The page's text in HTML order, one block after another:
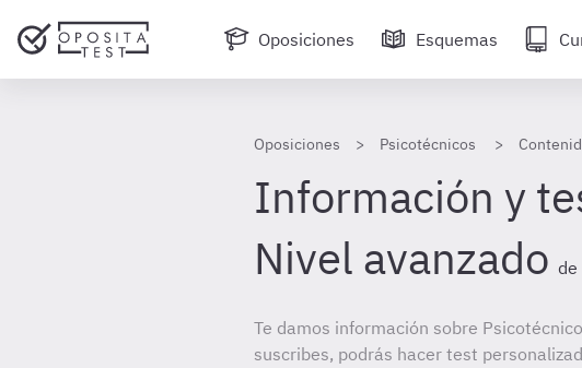
Oposiciones Esquemas
Oposiciones Psicotécnicos
Información y
Nivel avanzado de
Te damos información sobre
suscribes, podrás hacer test